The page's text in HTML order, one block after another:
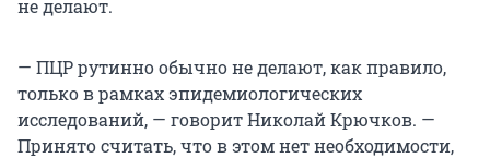
не делают.
— ПЦР рутинно обычно не делают, как правило,
только в рамках эпидемиологических
исследований, — говорит Николай Крючков. —
Принято считать, что в этом нет необходимости,